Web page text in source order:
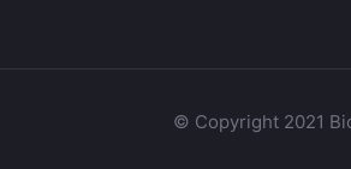
© Copyright 2021